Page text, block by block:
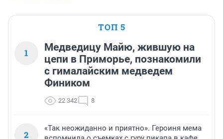
ТОП 5
1
Медведицу Майю, жившую на
цепи в Приморье, познакомили
с гималайским медведем
Фиником
22 342 8
2
«Так неожиданно и приятно». Героиня мема